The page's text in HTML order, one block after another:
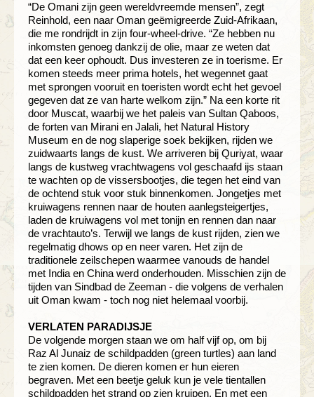
“De Omani zijn geen wereldvreemde mensen”, zegt
Reinhold, een naar Oman geëmigreerde Zuid-Afrikaan,
die me rondrijdt in zijn four-wheel-drive. “Ze hebben nu
inkomsten genoeg dankzij de olie, maar ze weten dat
dat een keer ophoudt. Dus investeren ze in toerisme. Er
komen steeds meer prima hotels, het wegennet gaat
met sprongen vooruit en toeristen wordt echt het gevoel
gegeven dat ze van harte welkom zijn.” Na een korte rit
door Muscat, waarbij we het paleis van Sultan Qaboos,
de forten van Mirani en Jalali, het Natural History
Museum en de nog slaperige soek bekijken, rijden we
zuidwaarts langs de kust. We arriveren bij Quriyat, waar
langs de kustweg vrachtwagens vol geschaafd ijs staan
te wachten op de vissersbootjes, die tegen het eind van
de ochtend stuk voor stuk binnenkomen. Jongetjes met
kruiwagens rennen naar de houten aanlegsteigertjes,
laden de kruiwagens vol met tonijn en rennen dan naar
de vrachtauto’s. Terwijl we langs de kust rijden, zien we
regelmatig dhows op en neer varen. Het zijn de
traditionele zeilschepen waarmee vanouds de handel
met India en China werd onderhouden. Misschien zijn de
tijden van Sindbad de Zeeman - die volgens de verhalen
uit Oman kwam - toch nog niet helemaal voorbij.
VERLATEN PARADIJSJE
De volgende morgen staan we om half vijf op, om bij
Raz Al Junaiz de schildpadden (green turtles) aan land
te zien komen. De dieren komen er hun eieren
begraven. Met een beetje geluk kun je vele tientallen
schildpadden het strand op zien kruipen. En met een